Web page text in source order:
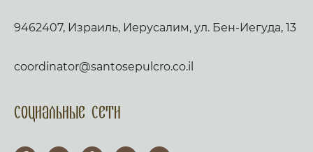
9462407, Израиль, Иерусалим, ул. Бен-Иегуда, 13
coordinator@santosepulcro.co.il
Социальные сети